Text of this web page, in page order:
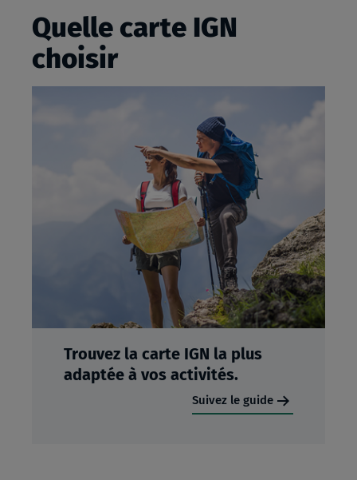
Quelle carte IGN
choisir
Trouvez la carte IGN la plus
adaptée à vos activités.
Suivez le guide